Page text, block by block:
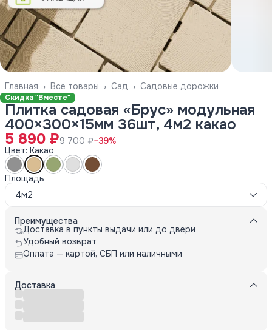
Садовые дорожки
Сад ›
Все товары ›
Главная ›
Скидка "Вместе"
Плитка садовая «Брус» модульная
400×300×15мм 36шт, 4м2 какао
5 890 ₽9 700 ₽−39%
Цвет: Какао
Площадь
4м2
Преимущества
Доставка в пункты выдачи или до двери
Удобный возврат
Оплата — картой, СБП или наличными
Доставка